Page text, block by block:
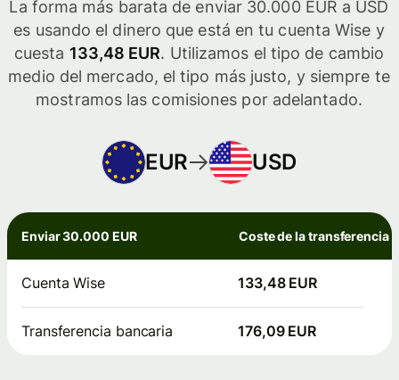
La forma más barata de enviar 30.000 EUR a USD
es usando el dinero que está en tu cuenta Wise y
cuesta 133,48 EUR. Utilizamos el tipo de cambio
medio del mercado, el tipo más justo, y siempre te
mostramos las comisiones por adelantado.
EUR USD
Enviar 30.000 EUR Coste de la transferencia
Cuenta Wise 133,48 EUR
Transferencia bancaria 176,09 EUR